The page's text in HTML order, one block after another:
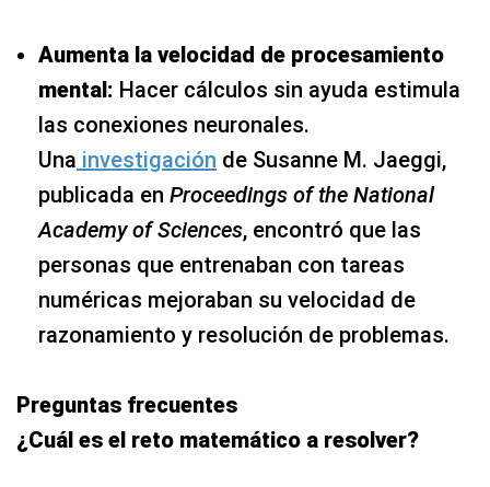
Aumenta la velocidad de procesamiento
mental: Hacer cálculos sin ayuda estimula
las conexiones neuronales.
Una investigación de Susanne M. Jaeggi,
publicada en Proceedings of the National
Academy of Sciences, encontró que las
personas que entrenaban con tareas
numéricas mejoraban su velocidad de
razonamiento y resolución de problemas.
Preguntas frecuentes
¿Cuál es el reto matemático a resolver?